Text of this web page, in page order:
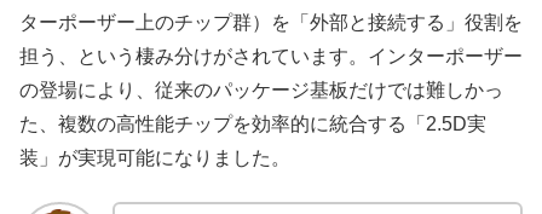
ターポーザー上のチップ群）を「外部と接続する」役割を
担う、という棲み分けがされています。インターポーザー
の登場により、従来のパッケージ基板だけでは難しかっ
た、複数の高性能チップを効率的に統合する「2.5D実
装」が実現可能になりました。